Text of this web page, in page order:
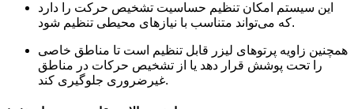
این سیستم امکان تنظیم حساسیت تشخیص حرکت را دارد
که می‌تواند متناسب با نیازهای محیطی تنظیم شود.
همچنین زاویه پرتوهای لیزر قابل تنظیم است تا مناطق خاصی
را تحت پوشش قرار دهد یا از تشخیص حرکات در مناطق
غیرضروری جلوگیری کند.